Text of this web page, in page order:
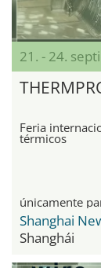
21. - 24.
Feria
térmicos
únicamente
Shanghái